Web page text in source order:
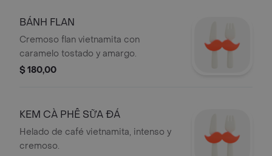
BÁNH FLAN
Cremoso flan vietnamita con
caramelo tostado y amargo.
$ 180,00
KEM CÀ PHÊ SỮA ĐÁ
Helado de café vietnamita, intenso y
cremoso.